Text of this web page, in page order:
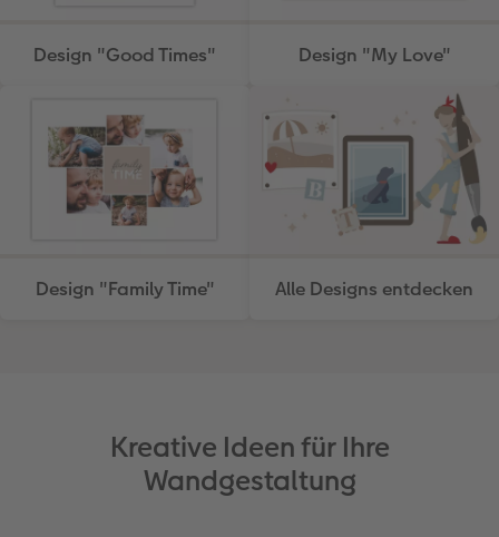
Design "Good Times" Design "My Love"
Design "Family Time" Alle Designs entdecken
Kreative Ideen für Ihre
Wandgestaltung